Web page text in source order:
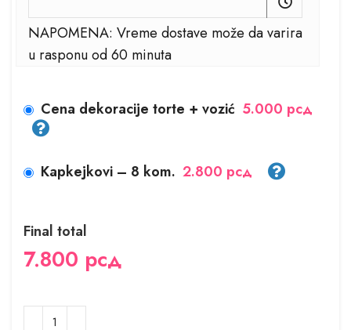
NAPOMENA: Vreme dostave može da varira
u rasponu od 60 minuta
Cena dekoracije torte + vozić 5.000 рсд
Kapkejkovi – 8 kom. 2.800 рсд
Final total
7.800 рсд